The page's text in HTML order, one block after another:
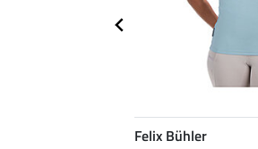
Felix Bühler